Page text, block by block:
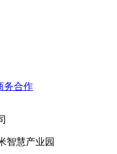
务合作
智慧产业园